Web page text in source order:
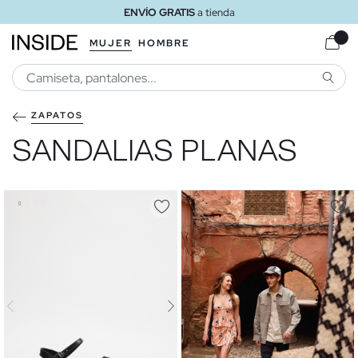
ENVÍO GRATISa tienda
MUJER HOMBRE
ZAPATOS
SANDALIAS PLANAS